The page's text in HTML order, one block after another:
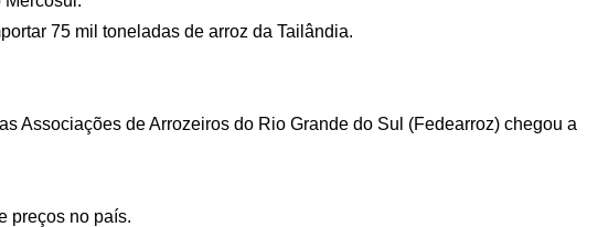
75 mil toneladas de arroz da Tailândia.
Associações de Arrozeiros do Rio Grande do Sul (Fedearroz) chegou a
preços no país.